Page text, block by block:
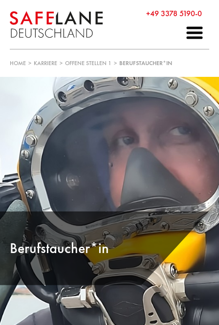
+49 3378 5190-0
HOME > KARRIERE > OFFENE STELLEN 1 > BERUFSTAUCHER*IN
Berufstaucher*in